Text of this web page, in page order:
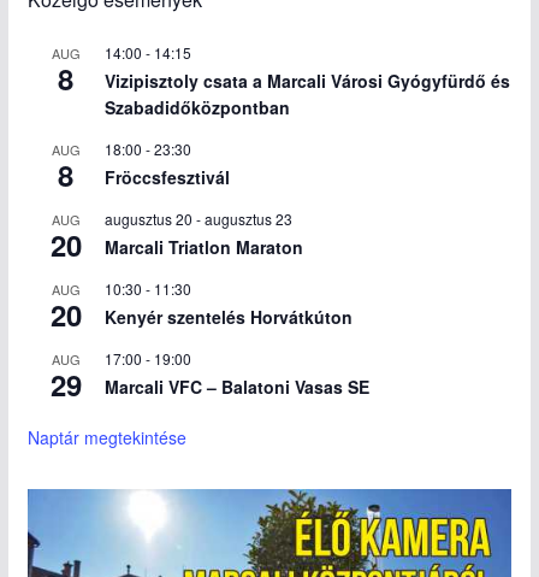
AUG
8
14:00 - 14:15
Vizipisztoly csata a Marcali Városi Gyógyfürdő és
Szabadidőközpontban
AUG
8
18:00 -23:30
Fröccsfesztivál
AUG
20
augusztus 20 -augusztus 23
Marcali Triatlon Maraton
AUG
20
10:30 - 11:30
Kenyér szentelés Horvátkúton
AUG
29
17:00 - 19:00
Marcali VFC – Balatoni Vasas SE
Naptár megtekintése